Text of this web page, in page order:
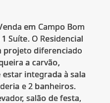
em Campo Bom
Suíte. O Residencial
projeto diferenciado
a carvão,
integrada à sala
e 2 banheiros.
salão de festa,